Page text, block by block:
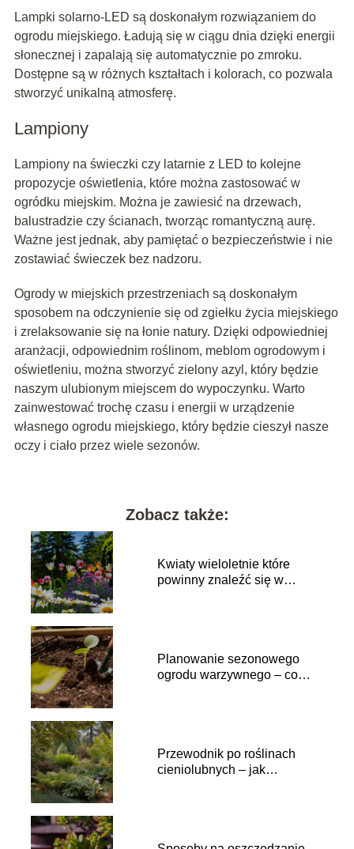
Lampki solarno-LED są doskonałym rozwiązaniem do
ogrodu miejskiego. Ładują się w ciągu dnia dzięki energii
słonecznej i zapalają się automatycznie po zmroku.
Dostępne są w różnych kształtach i kolorach, co pozwala
stworzyć unikalną atmosferę.
Lampiony
Lampiony na świeczki czy latarnie z LED to kolejne
propozycje oświetlenia, które można zastosować w
ogródku miejskim. Można je zawiesić na drzewach,
balustradzie czy ścianach, tworząc romantyczną aurę.
Ważne jest jednak, aby pamiętać o bezpieczeństwie i nie
zostawiać świeczek bez nadzoru.
Ogrody w miejskich przestrzeniach są doskonałym
sposobem na odczynienie się od zgiełku życia miejskiego
i zrelaksowanie się na łonie natury. Dzięki odpowiedniej
aranżacji, odpowiednim roślinom, meblom ogrodowym i
oświetleniu, można stworzyć zielony azyl, który będzie
naszym ulubionym miejscem do wypoczynku. Warto
zainwestować trochę czasu i energii w urządzenie
własnego ogrodu miejskiego, który będzie cieszył nasze
oczy i ciało przez wiele sezonów.
Zobacz także:
Kwiaty wieloletnie które
powinny znaleźć się w
Planowanie sezonowego
ogrodu warzywnego – co
Przewodnik po roślinach
cieniolubnych – jak